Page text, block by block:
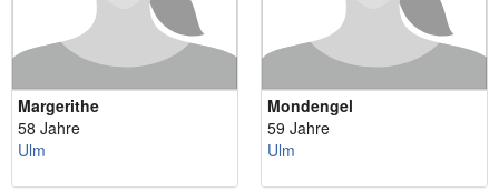
Margerithe
58 Jahre
Ulm
Mondengel
59 Jahre
Ulm